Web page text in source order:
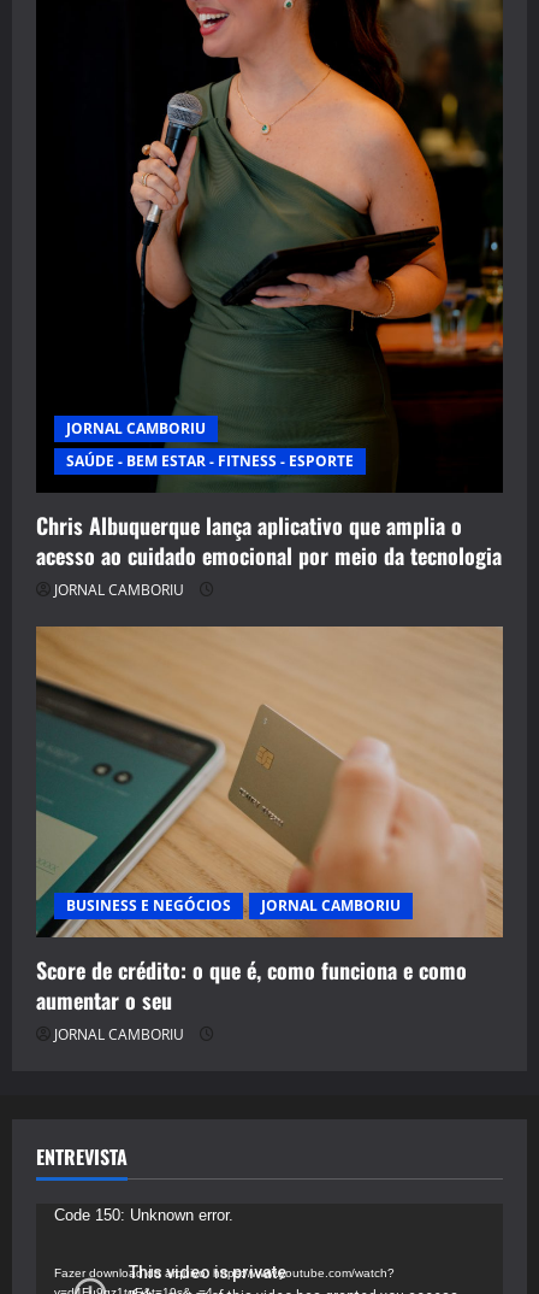
JORNAL CAMBORIU
SAÚDE - BEM ESTAR - FITNESS - ESPORTE
Chris Albuquerque lança aplicativo que amplia o
acesso ao cuidado emocional por meio da tecnologia
JORNAL CAMBORIU
BUSINESS E NEGÓCIOS JORNAL CAMBORIU
Score de crédito: o que é, como funciona e como
aumentar o seu
JORNAL CAMBORIU
ENTREVISTA
Tocador
vídeo
Code 150: Unknown error.
Fazer download do arquivo: https://www.youtube.com/watch?